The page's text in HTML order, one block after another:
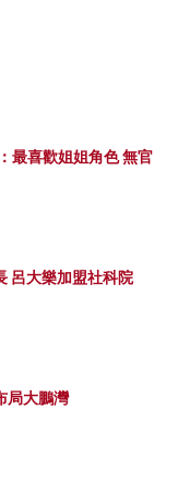
最喜歡姐姐角色 無官
呂大樂加盟社科院
局大鵬灣